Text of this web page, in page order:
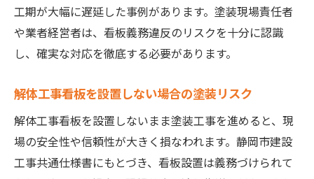
工期が大幅に遅延した事例があります。塗装現場責任者
や業者経営者は、看板義務違反のリスクを十分に認識
し、確実な対応を徹底する必要があります。
解体工事看板を設置しない場合の塗装リスク
解体工事看板を設置しないまま塗装工事を進めると、現
場の安全性や信頼性が大きく損なわれます。静岡市建設
工事共通仕様書にもとづき、看板設置は義務づけられて